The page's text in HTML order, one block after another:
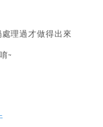
理過才做得出來
~